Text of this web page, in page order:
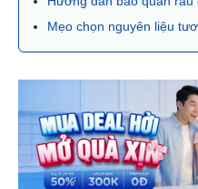
Mẹo chọn nguyên liệu